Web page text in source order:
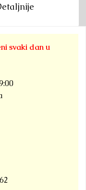
svaki dan u